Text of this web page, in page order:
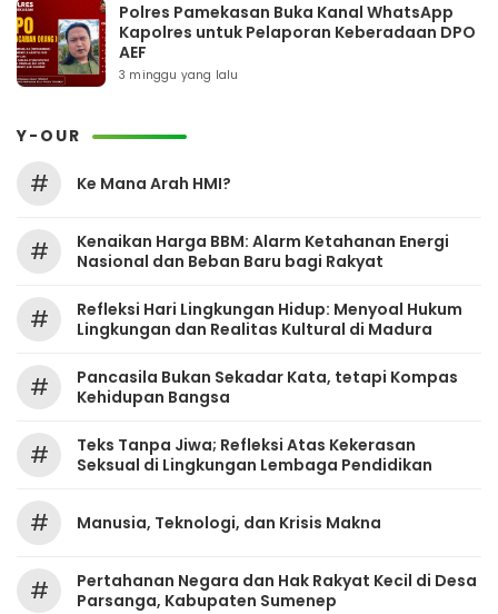
Polres Pamekasan Buka Kanal WhatsApp
Kapolres untuk Pelaporan Keberadaan DPO
AEF
3 minggu yang lalu
Y-OUR
# Ke Mana Arah HMI?
#
Kenaikan Harga BBM: Alarm Ketahanan Energi
Nasional dan Beban Baru bagi Rakyat
#
Refleksi Hari Lingkungan Hidup: Menyoal Hukum
Lingkungan dan Realitas Kultural di Madura
#
Pancasila Bukan Sekadar Kata, tetapi Kompas
Kehidupan Bangsa
#
Teks Tanpa Jiwa; Refleksi Atas Kekerasan
Seksual di Lingkungan Lembaga Pendidikan
# Manusia, Teknologi, dan Krisis Makna
#
Pertahanan Negara dan Hak Rakyat Kecil di Desa
Parsanga, Kabupaten Sumenep